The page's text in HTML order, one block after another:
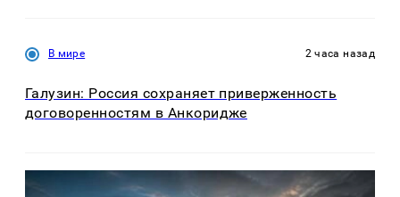
В мире 2 часа назад
Галузин: Россия сохраняет приверженность
договоренностям в Анкоридже